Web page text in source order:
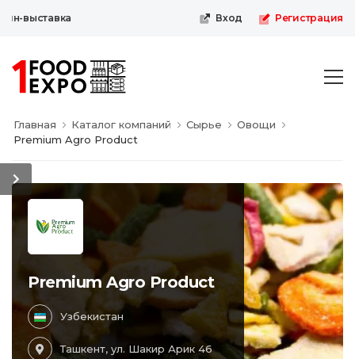
выставка Вход Регистрация
Главная Каталог компаний Сырье
Овощи
Premium Agro Product
Premium Agro Product
Узбекистан
Ташкент, ул. Шакир Арик 46